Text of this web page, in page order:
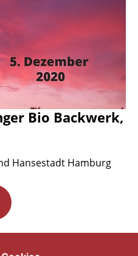
Bio Backwerk,
Hansestadt Hamburg